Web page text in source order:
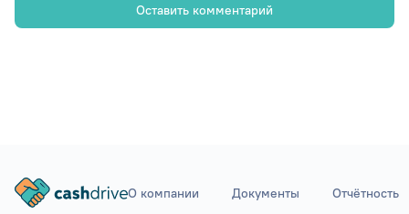
Оставить комментарий
О компании Документы Отчётность